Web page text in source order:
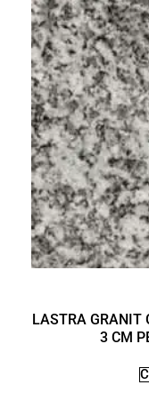
LASTRA GRANIT
3 CM